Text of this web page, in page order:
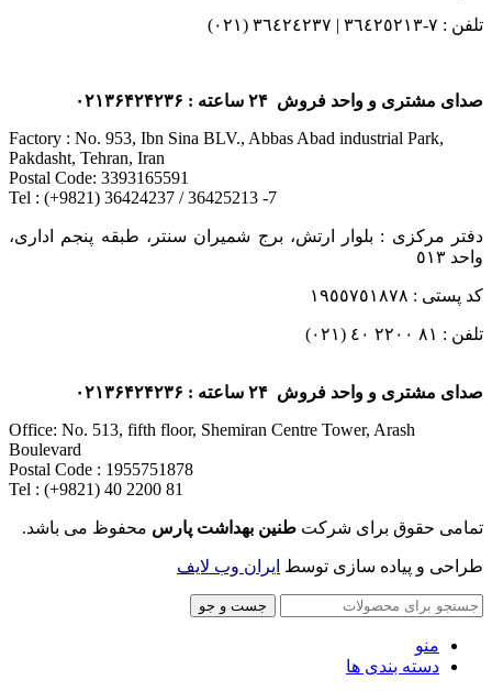
تلفن : ٧-٣٦٤٢٥٢١٣ | ٣٦٤٢٤٢٣٧ (٠٢١)
صدای مشتری و واحد فروش ۲۴ ساعته : ۰۲۱۳۶۴۲۴۲۳۶
Factory : No. 953, Ibn Sina BLV., Abbas Abad industrial Park,
Pakdasht, Tehran, Iran
Postal Code: 3393165591
Tel : (+9821) 36424237 / 36425213 -7
دفتر مرکزی : بلوار ارتش، برج شمیران سنتر، طبقه پنجم اداری،
واحد ٥١٣
کد پستی : ١٩٥٥٧٥١٨٧٨
تلفن : ٨١ ٢٢٠٠ ٤٠ (٠٢١)
صدای مشتری و واحد فروش ۲۴ ساعته : ۰۲۱۳۶۴۲۴۲۳۶
Office: No. 513, fifth floor, Shemiran Centre Tower, Arash
Boulevard
Postal Code : 1955751878
Tel : (+9821) 40 2200 81
تمامی حقوق برای شرکت طنین بهداشت پارس محفوظ می باشد.
طراحی و پیاده سازی توسط ایران وب لایف
جست و جو
منو
دسته بندی ها